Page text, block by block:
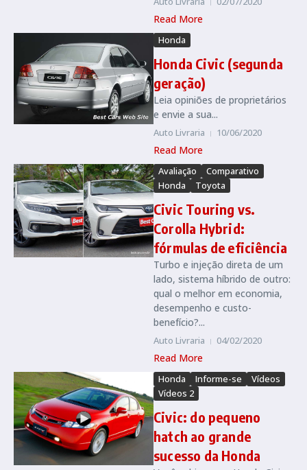
Read More
Honda
Honda Civic (segunda
geração)
Leia opiniões de proprietários
e envie a sua...
Auto Livraria 10/06/2020
Read More
Avaliação
Comparativo
Honda
Toyota
Civic Touring vs.
Corolla Hybrid:
fórmulas de eficiência
Turbo e injeção direta de um
lado, sistema híbrido de outro:
qual o melhor em economia,
desempenho e custo-
benefício?...
Auto Livraria 04/02/2020
Read More
Honda Informe-se
Vídeos
Vídeos 2
Civic: do pequeno
hatch ao grande
sucesso da Honda